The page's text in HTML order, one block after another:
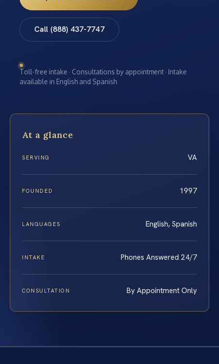
Call (888) 437-7747
Toll-free intake · Consultations by appointment · Intake
available in English and Spanish
At a glance
SERVING VA
FOUNDED 1997
LANGUAGES English, Spanish
INTAKE Phones Answered 24/7
CONSULTATION By Appointment Only